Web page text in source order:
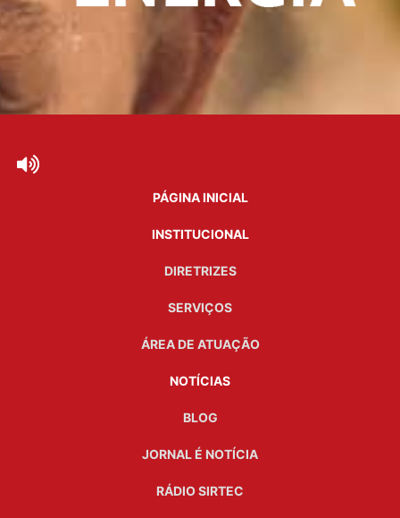
PÁGINA INICIAL
INSTITUCIONAL
DIRETRIZES
SERVIÇOS
ÁREA DE ATUAÇÃO
NOTÍCIAS
BLOG
JORNAL É NOTÍCIA
RÁDIO SIRTEC